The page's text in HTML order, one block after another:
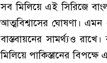
সব মিলিয়ে এই সিরিজে
আত্মবিশ্বাসের ঘোষণা।
বাস্তবায়নের সামর্থ্যও
মিলিয়ে পাকিস্তানের